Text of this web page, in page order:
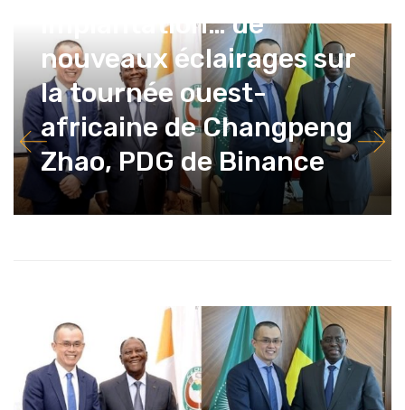
implantation… de
nouveaux éclairages sur
la tournée ouest-
africaine de Changpeng
Zhao, PDG de Binance